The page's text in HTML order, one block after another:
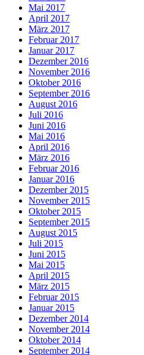
Mai 2017
April 2017
März 2017
Februar 2017
Januar 2017
Dezember 2016
November 2016
Oktober 2016
September 2016
August 2016
Juli 2016
Juni 2016
Mai 2016
April 2016
März 2016
Februar 2016
Januar 2016
Dezember 2015
November 2015
Oktober 2015
September 2015
August 2015
Juli 2015
Juni 2015
Mai 2015
April 2015
März 2015
Februar 2015
Januar 2015
Dezember 2014
November 2014
Oktober 2014
September 2014